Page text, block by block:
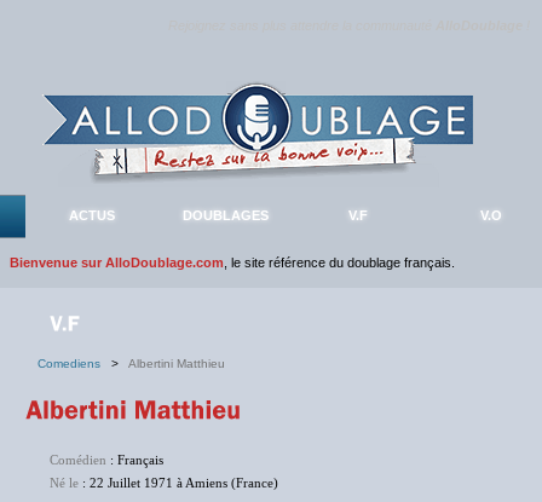
ACTUS DOUBLAGES V.F V.O
Bienvenue sur AlloDoublage.com , le site référence du doublage français.
Comediens > Albertini Matthieu
Comédien : Français
Né le : 22 Juillet 1971 à Amiens (France)